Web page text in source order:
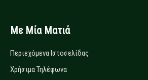
Με Μία Ματιά
Περιεχόμενα Ιστοσελίδας
Χρήσιμα Τηλέφωνα